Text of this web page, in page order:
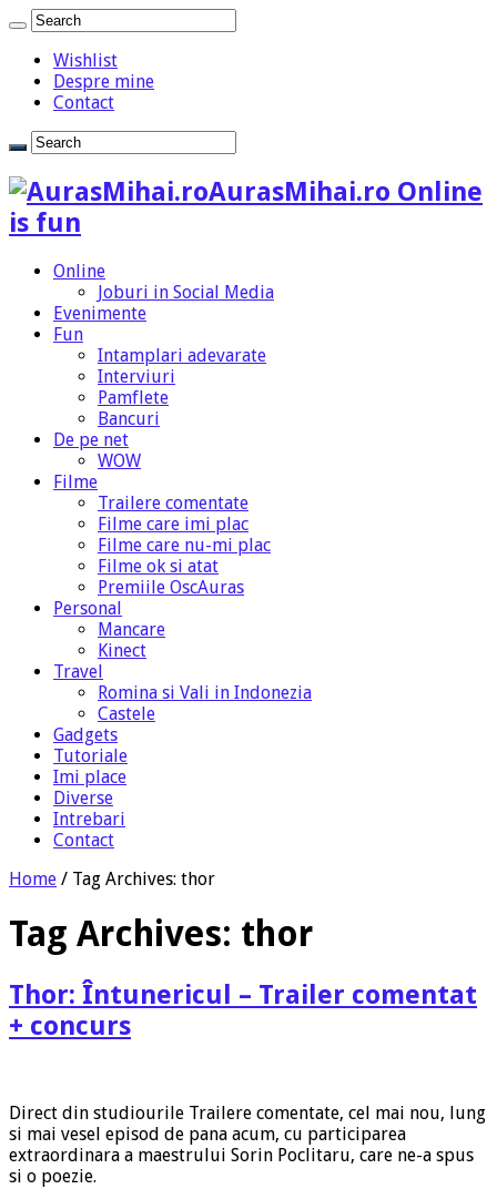
Wishlist
Despre mine
Contact
AurasMihai.ro Online
is fun
Online
Joburi in Social Media
Evenimente
Fun
Intamplari adevarate
Interviuri
Pamflete
Bancuri
De pe net
WOW
Filme
Trailere comentate
Filme care imi plac
Filme care nu-mi plac
Filme ok si atat
Premiile OscAuras
Personal
Mancare
Kinect
Travel
Romina si Vali in Indonezia
Castele
Gadgets
Tutoriale
Imi place
Diverse
Intrebari
Contact
Home / Tag Archives: thor
Tag Archives: thor
Thor: Întunericul – Trailer comentat
+ concurs
Direct din studiourile Trailere comentate, cel mai nou, lung
si mai vesel episod de pana acum, cu participarea
extraordinara a maestrului Sorin Poclitaru, care ne-a spus
si o poezie.